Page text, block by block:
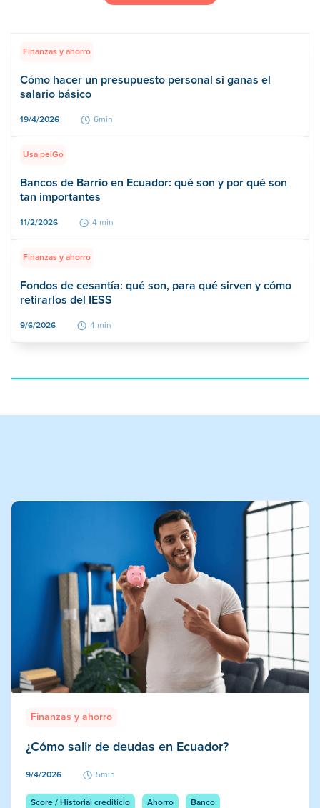
Finanzas y ahorro
Cómo hacer un presupuesto personal si ganas el
salario básico
19/4/2026 6min
Usa peiGo
Bancos de Barrio en Ecuador: qué son y por qué son
tan importantes
11/2/2026 4 min
Finanzas y ahorro
Fondos de cesantía: qué son, para qué sirven y cómo
retirarlos del IESS
9/6/2026 4 min
Finanzas y ahorro
¿Cómo salir de deudas en Ecuador?
9/4/2026 5min
Score / Historial crediticio Ahorro Banco